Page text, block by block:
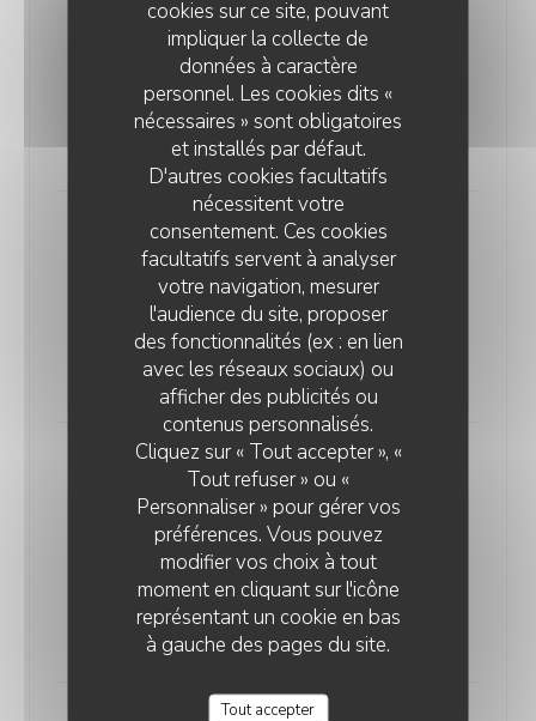
cookies sur ce site, pouvant
impliquer la collecte de
données à caractère
personnel. Les cookies dits «
nécessaires » sont obligatoires
et installés par défaut.
D'autres cookies facultatifs
nécessitent votre
consentement. Ces cookies
facultatifs servent à analyser
votre navigation, mesurer
l'audience du site, proposer
des fonctionnalités (ex : en lien
avec les réseaux sociaux) ou
afficher des publicités ou
contenus personnalisés.
Cliquez sur « Tout accepter », «
Tout refuser » ou «
Personnaliser » pour gérer vos
préférences. Vous pouvez
modifier vos choix à tout
moment en cliquant sur l'icône
représentant un cookie en bas
à gauche des pages du site.
Tout accepter
Crème Brûlée
8,00 EUR
Baba au Rhum
8,00 EUR
Pavlova
Meringue - Chantilly - Fruits Rouges - Coulis
8,00 EUR